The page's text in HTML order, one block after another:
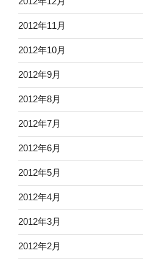
2012年11月
2012年10月
2012年9月
2012年8月
2012年7月
2012年6月
2012年5月
2012年4月
2012年3月
2012年2月